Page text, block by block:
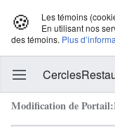
🍪
Les témoins
En utilisant nos
des témoins. Plus
Modification de